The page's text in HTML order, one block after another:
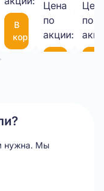
фиксатором
35
см
В
корзину
Цена
по
акции:
9,00
шт.
по
нужна. Мы